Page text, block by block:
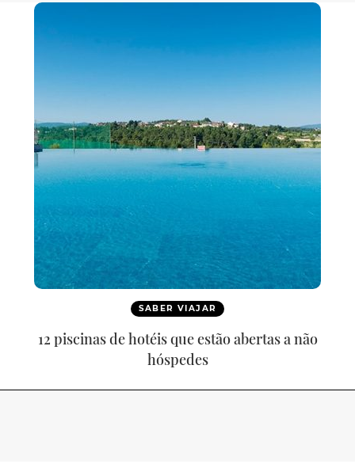
SABER VIAJAR
12 piscinas de hotéis que estão abertas a não
hóspedes